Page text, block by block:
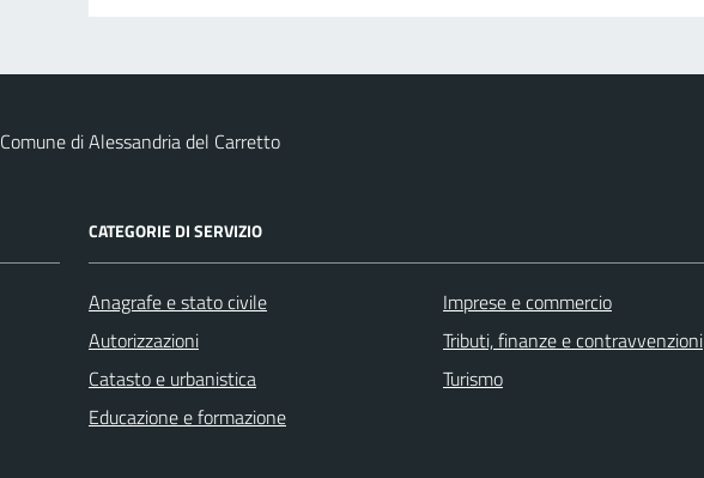
Comune di Alessandria del Carretto
CATEGORIE DI SERVIZIO
Anagrafe e stato civile
Autorizzazioni
Catasto e urbanistica
Educazione e formazione
Imprese e commercio
Tributi, finanze e contravvenzioni
Turismo